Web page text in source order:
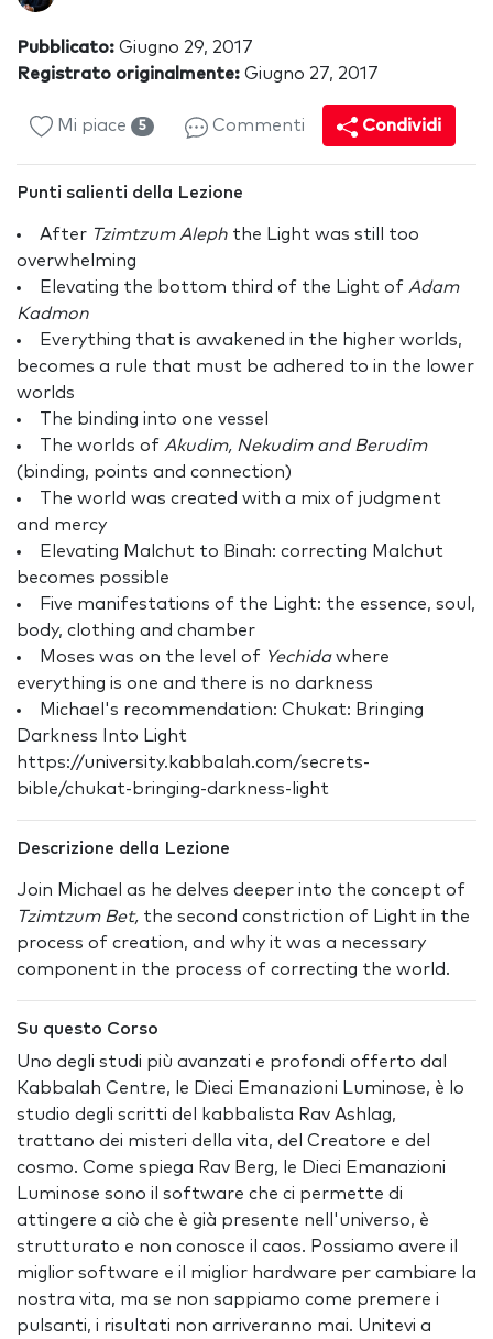
Pubblicato: Giugno 29, 2017
Registrato originalmente: Giugno 27, 2017
Mi piace 5 Commenti Condividi
Punti salienti della Lezione
After Tzimtzum Aleph the Light was still too
overwhelming
Elevating the bottom third of the Light of Adam
Kadmon
Everything that is awakened in the higher worlds,
becomes a rule that must be adhered to in the lower
worlds
The binding into one vessel
The worlds of Akudim, Nekudim and Berudim
(binding, points and connection)
The world was created with a mix of judgment
and mercy
Elevating Malchut to Binah: correcting Malchut
becomes possible
Five manifestations of the Light: the essence, soul,
body, clothing and chamber
Moses was on the level of Yechidawhere
everything is one and there is no darkness
Michael's recommendation: Chukat: Bringing
Darkness Into Light
https://university.kabbalah.com/secrets-
bible/chukat-bringing-darkness-light
Descrizione della Lezione
Join Michael as he delves deeper into the concept of
Tzimtzum Bet, the second constriction of Light in the
process of creation, and why it was a necessary
component in the process of correcting the world.
Su questo Corso
Uno degli studi più avanzati e profondi offerto dal
Kabbalah Centre, le Dieci Emanazioni Luminose, è lo
studio degli scritti del kabbalista Rav Ashlag,
trattano dei misteri della vita, del Creatore e del
cosmo. Come spiega Rav Berg, le Dieci Emanazioni
Luminose sono il software che ci permette di
attingere a ciò che è già presente nell'universo, è
strutturato e non conosce il caos. Possiamo avere il
miglior software e il miglior hardware per cambiare la
nostra vita, ma se non sappiamo come premere i
pulsanti, i risultati non arriveranno mai. Unitevi a